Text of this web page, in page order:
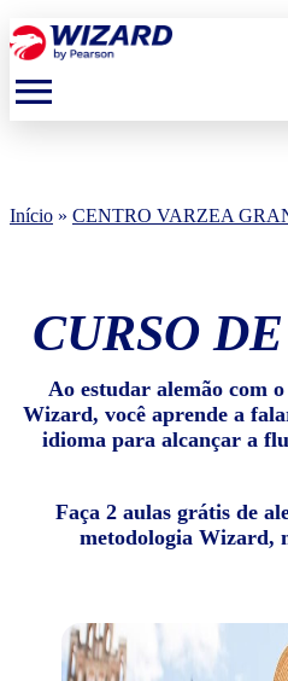
menu
Início » CENTRO VARZEA
CURSO
Ao estudar alemão com
Wizard, você aprende a
idioma para alcançar a
Faça 2 aulas grátis de
metodologia Wizard,